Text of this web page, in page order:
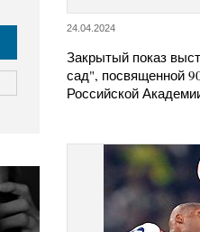
24.04.2024
Закрытый показ
сад", посвященной
Российской